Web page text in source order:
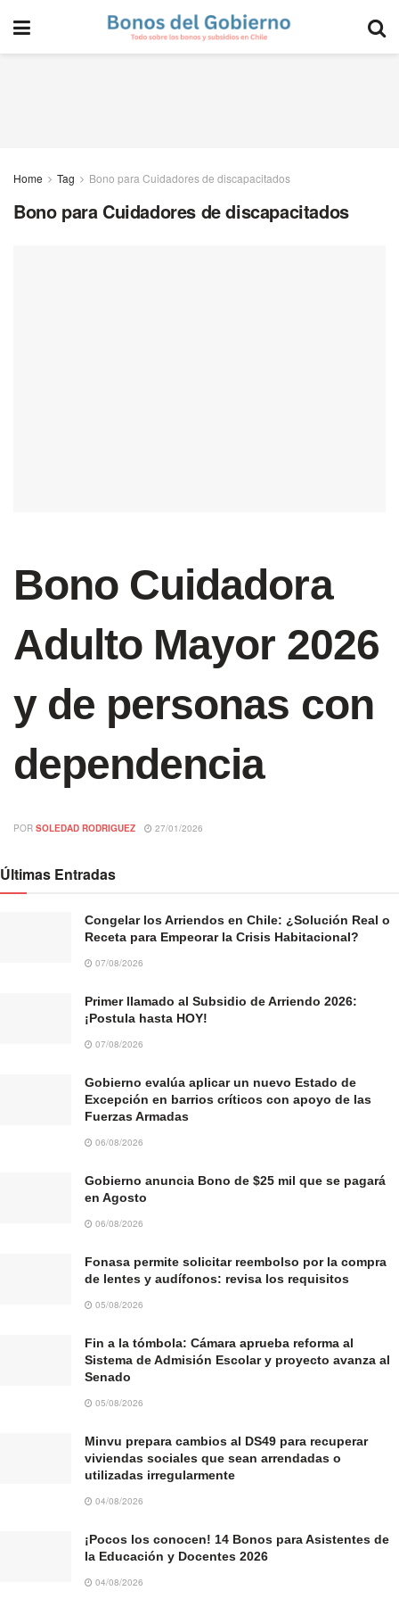
Home Tag Bono para Cuidadores de discapacitados
Bono para Cuidadores de discapacitados
Bono Cuidadora
Adulto Mayor 2026
y de personas con
dependencia
POR SOLEDAD RODRIGUEZ 27/01/2026
Últimas Entradas
Congelar los Arriendos en Chile: ¿Solución Real o
Receta para Empeorar la Crisis Habitacional?
07/08/2026
Primer llamado al Subsidio de Arriendo 2026:
¡Postula hasta HOY!
07/08/2026
Gobierno evalúa aplicar un nuevo Estado de
Excepción en barrios críticos con apoyo de las
Fuerzas Armadas
06/08/2026
Gobierno anuncia Bono de $25 mil que se pagará
en Agosto
06/08/2026
Fonasa permite solicitar reembolso por la compra
de lentes y audífonos: revisa los requisitos
05/08/2026
Fin a la tómbola: Cámara aprueba reforma al
Sistema de Admisión Escolar y proyecto avanza al
Senado
05/08/2026
Minvu prepara cambios al DS49 para recuperar
viviendas sociales que sean arrendadas o
utilizadas irregularmente
04/08/2026
¡Pocos los conocen! 14 Bonos para Asistentes de
la Educación y Docentes 2026
04/08/2026